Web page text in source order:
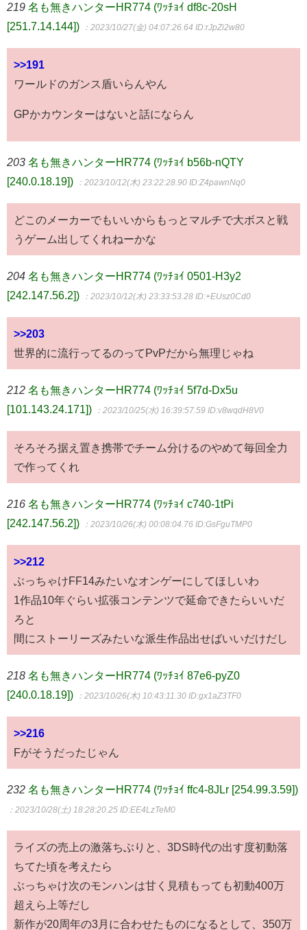
219 名も無きハンターHR774 (ﾜｯﾁｮｲ df8c-20sH
[251.7.14.144])
：2023/10/27(金) 04:07:26.64 ID:rJpZi2w80
>>191
ワールドのガンス盾いらんやん
GPかカウンターはないと話にならん
203 名も無きハンターHR774 (ﾜｯﾁｮｲ b56b-nQTY
[240.0.18.19])
：2023/10/12(木) 23:22:28.90 ID:Z4pawnNq0
どこのメーカーでもいいからもっとマルチで大ボスと戦
うゲーム出してくれねーかな
204 名も無きハンターHR774 (ﾜｯﾁｮｲ 0501-H3y2
[242.147.56.2])
：2023/10/12(木) 23:33:53.28 ID:+EUsz0Cd0
>>203
世界的に流行ってるのってPvPだから無理じゃね
212 名も無きハンターHR774 (ﾜｯﾁｮｲ 5f7d-Dx5u
[101.143.24.171])
：2023/10/25(水) 16:39:57.59 ID:v8wqdH8V0
そろそろ据え置き携帯でチーム分けるのやめて毎回全力
で作ってくれ
216 名も無きハンターHR774 (ﾜｯﾁｮｲ c740-1tPi
[242.147.56.2])
：2023/10/26(木) 00:08:04.76 ID:GsFguTMP0
>>212
ぶっちゃけFF14みたいなオンゲーにしてほしいわ
1作品10年ぐらい拡張コンテンツで延命できたらいいだ
ろと
間にストーリーズみたいな派生作品出せばいいだけだし
218 名も無きハンターHR774 (ﾜｯﾁｮｲ 87e6-pyZ0
[240.0.18.19])
：2023/10/26(木) 10:43:11.30 ID:gx1aZ3TF0
>>216
Fがそうだったじゃん
232 名も無きハンターHR774 (ﾜｯﾁｮｲ ffc4-8JLr [254.99.3.59])
：2023/10/28(土) 18:28:20.25 ID:EE4LzTeM0
ライズの売上の激落ちぶりと、3DS時代の出す度初動落
ちてた頃を考えたら
ぶっちゃけ次のモンハンは甘く見積もっても初動400万
超えら上等だし
新作が20周年の3月に合わせたものになるとして、350万